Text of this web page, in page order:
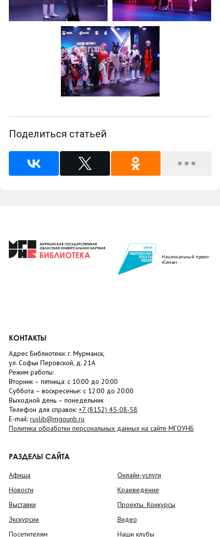
Поделиться статьей
Национальный проект
«Семья»
КОНТАКТЫ
Адрес Библиотеки: г. Мурманск,
ул. Софьи Перовской, д. 21А
Режим работы:
Вторник – пятница: с 10:00 до 20:00
Суббота – воскресенье: c 12:00 до 20:00
Выходной день – понедельник
Телефон для справок: +7 (8152) 45-08-58
E-mail: ruslib@mgounb.ru
Политика обработки персональных данных на сайте МГОУНБ
РАЗДЕЛЫ САЙТА
Афиша
Новости
Выставки
Экскурсии
Посетителям
Онлайн-услуги
Краеведение
Проекты. Конкурсы
Видео
Наши клубы